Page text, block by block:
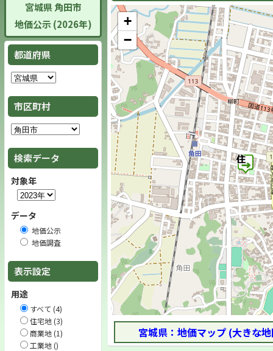
宮城県 角田市
地価公示 (2026年)
都道府県
市区町村
検索データ
対象年
データ
地価公示
地価調査
表示設定
用途
すべて (4)
住宅地 (3)
商業地 (1)
工業地 ()
+
−
宮城県：地価マップ (大きな